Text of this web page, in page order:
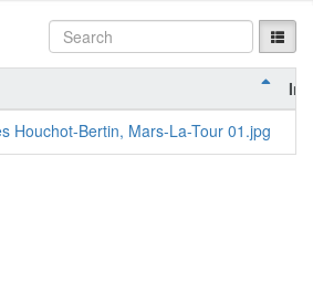
Houchot-Bertin, Mars-La-Tour 01.jpg